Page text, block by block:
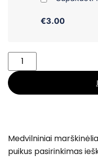
€3.00
Medvilniniai
puikus pasirinkimas